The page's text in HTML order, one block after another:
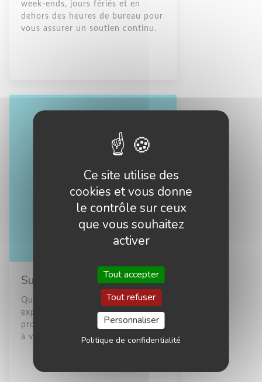
Ce site utilise des
cookies et vous donne
le contrôle sur ceux
que vous souhaitez
activer
Tout accepter
Tout refuser
Personnaliser
Politique de confidentialité
week-ends, jours fériés et en
dehors des heures de bureau pour
vous assurer un soutien continu.
Support pour Tous
Que vous soyez novice ou
expérimenté, nous vous
proposons des solutions adaptées
à vos besoins spécifiques.